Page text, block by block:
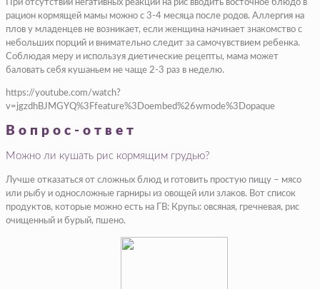
При отсутствии негативных реакций на рис вводить восточное блюдо в
рацион кормящей мамы можно с 3-4 месяца после родов. Аллергия на
плов у младенцев не возникает, если женщина начинает знакомство с
небольших порций и внимательно следит за самочувствием ребенка.
Соблюдая меру и используя диетические рецепты, мама может
баловать себя кушаньем не чаще 2-3 раз в неделю.
https://youtube.com/watch?
v=jgzdhBJMGYQ%3Ffeature%3Doembed%26wmode%3Dopaque
Вопрос-ответ
Можно ли кушать рис кормящим грудью?
Лучше отказаться от сложных блюд и готовить простую пищу – мясо
или рыбу и односложные гарниры из овощей или злаков. Вот список
продуктов, которые можно есть на ГВ: Крупы: овсяная, гречневая, рис
очищенный и бурый, пшено.